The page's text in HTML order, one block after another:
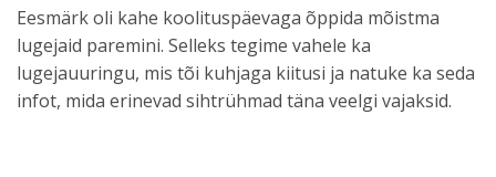
Eesmärk oli kahe koolituspäevaga õppida mõistma
lugejaid paremini. Selleks tegime vahele ka
lugejauuringu, mis tõi kuhjaga kiitusi ja natuke ka seda
infot, mida erinevad sihtrühmad täna veelgi vajaksid.